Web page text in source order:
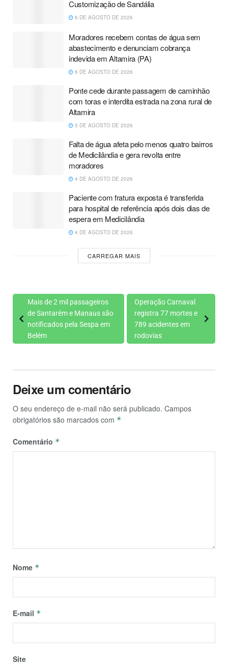
Customização de Sandália
6 DE AGOSTO DE 2026
Moradores recebem contas de água sem
abastecimento e denunciam cobrança
indevida em Altamira (PA)
6 DE AGOSTO DE 2026
Ponte cede durante passagem de caminhão
com toras e interdita estrada na zona rural de
Altamira
5 DE AGOSTO DE 2026
Falta de água afeta pelo menos quatro bairros
de Medicilândia e gera revolta entre
moradores
4 DE AGOSTO DE 2026
Paciente com fratura exposta é transferida
para hospital de referência após dois dias de
espera em Medicilândia
4 DE AGOSTO DE 2026
CARREGAR MAIS
Mais de 2 mil passageiros
de Santarém e Manaus são
notificados pela Sespa em
Belém
Operação Carnaval
registra 77 mortes e
789 acidentes em
rodovias
Deixe um comentário
O seu endereço de e-mail não será publicado. Campos
obrigatórios são marcados com *
Comentário *
Nome *
E-mail *
Site